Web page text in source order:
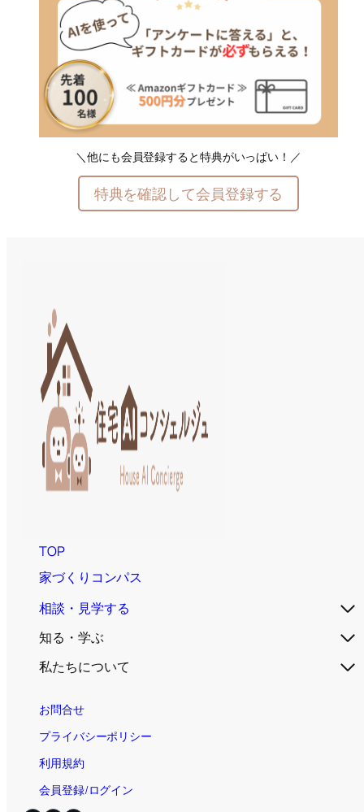
＼他にも会員登録すると特典がいっぱい！／
特典を確認して会員登録する
TOP
家づくりコンパス
相談・見学する
知る・学ぶ
私たちについて
お問合せ
プライバシーポリシー
利用規約
会員登録/ログイン